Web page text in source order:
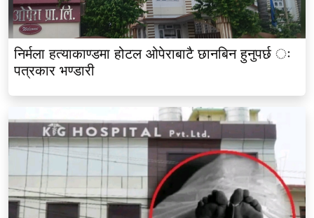
निर्मला हत्याकाण्डमा होटल ओपेराबाटै छानबिन हुनुपर्छ ः
पत्रकार भण्डारी